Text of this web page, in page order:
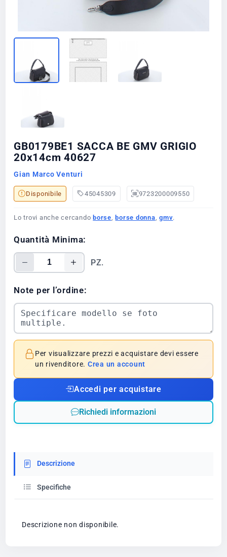
GB0179BE1 SACCA BE GMV GRIGIO
20x14cm 40627
Gian Marco Venturi
Disponibile 45045309 9723200009550
Lo trovi anche cercando borse, borse donna,gmv.
Quantità Minima:
PZ.
Note per l’ordine:
Per visualizzare prezzi e acquistare devi essere
un rivenditore. Crea un account
Accedi per acquistare
Richiedi informazioni
Descrizione
Specifiche
Descrizione non disponibile.